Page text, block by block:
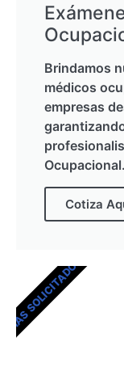
Brindamos
médicos
empresas
Ocupacional.
Cotiza
MÁS SOLICITADOS